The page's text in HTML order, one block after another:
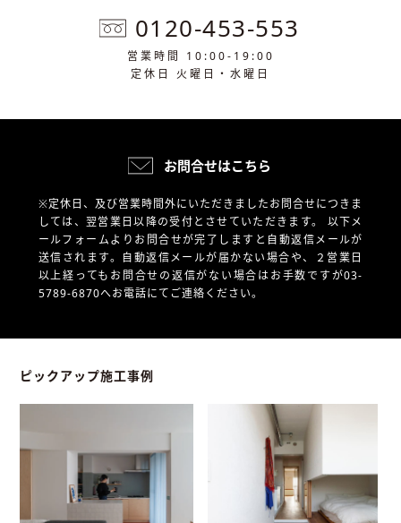
0120-453-553
営業時間 10:00-19:00
定休日 火曜日・水曜日
お問合せはこちら
※定休日、及び営業時間外にいただきましたお問合せにつきま
しては、翌営業日以降の受付とさせていただきます。 以下メ
ールフォームよりお問合せが完了しますと自動返信メールが
送信されます。自動返信メールが届かない場合や、
２営業日
以上経ってもお問合せの返信がない場合はお手数ですが03-
5789-6870へお電話にてご連絡ください。
ピックアップ施工事例